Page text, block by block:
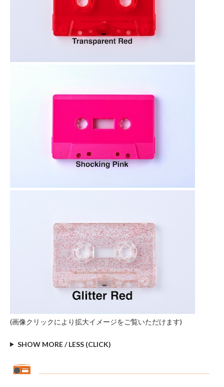
(画像クリックにより拡大イメージをご覧いただけます)
SHOW MORE / LESS (CLICK)